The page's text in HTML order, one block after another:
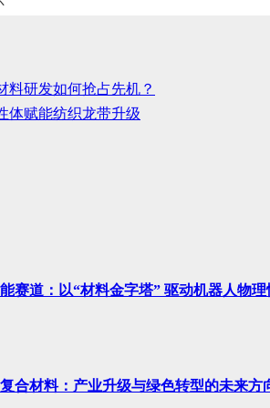
料研发如何抢占先机？
体赋能纺织龙带升级
赛道：以“材料金字塔” 驱动机器人物
合材料：产业升级与绿色转型的未来方